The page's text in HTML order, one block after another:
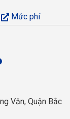
Mức phí
Văn, Quận Bắc